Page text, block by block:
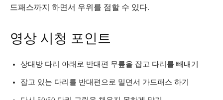
드패스까지 하면서 우위를 점할 수 있다.
영상 시청 포인트
상대방 다리 아래로 반대편 무릎을 잡고 다리를 빼내기
잡고 있는 다리를 반대편으로 밀면서 가드패스 하기